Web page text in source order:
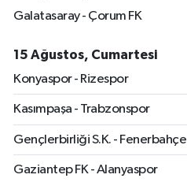
Galatasaray - Çorum FK
15 Ağustos, Cumartesi
Konyaspor - Rizespor
Kasımpaşa - Trabzonspor
Gençlerbirliği S.K. - Fenerbahçe
Gaziantep FK - Alanyaspor